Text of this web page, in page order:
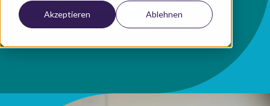
Akzeptieren Ablehnen
und Tabellenkalkulationen der
Vergangenheit angehören.